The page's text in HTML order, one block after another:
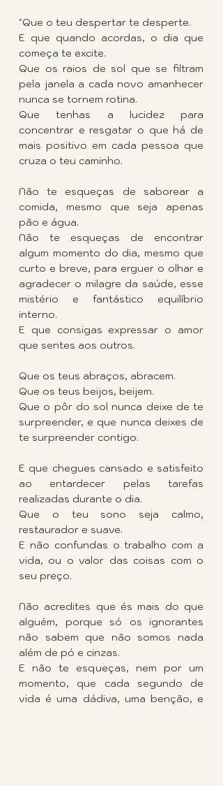
"Que o teu despertar te desperte.
E que quando acordas, o dia que
começa te excite.
Que os raios de sol que se filtram
pela janela a cada novo amanhecer
nunca se tornem rotina.
Que tenhas a lucidez para
concentrar e resgatar o que há de
mais positivo em cada pessoa que
cruza o teu caminho.
Não te esqueças de saborear a
comida, mesmo que seja apenas
pão e água.
Não te esqueças de encontrar
algum momento do dia, mesmo que
curto e breve, para erguer o olhar e
agradecer o milagre da saúde, esse
mistério e fantástico equilíbrio
interno.
E que consigas expressar o amor
que sentes aos outros.
Que os teus abraços, abracem.
Que os teus beijos, beijem.
Que o pôr do sol nunca deixe de te
surpreender, e que nunca deixes de
te surpreender contigo.
E que chegues cansado e satisfeito
ao entardecer pelas tarefas
realizadas durante o dia.
Que o teu sono seja calmo,
restaurador e suave.
E não confundas o trabalho com a
vida, ou o valor das coisas com o
seu preço.
Não acredites que és mais do que
alguém, porque só os ignorantes
não sabem que não somos nada
além de pó e cinzas.
E não te esqueças, nem por um
momento, que cada segundo de
vida é uma dádiva, uma benção, e